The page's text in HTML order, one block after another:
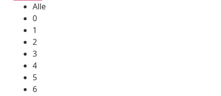
Alle
0
1
2
3
4
5
6